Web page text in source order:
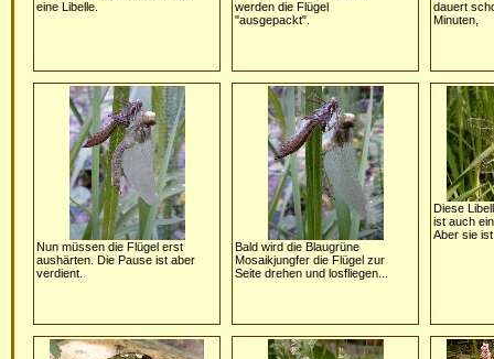
eine Libelle.
werden die Flügel
"ausgepackt".
dauert
Minuten,
Nun müssen die Flügel erst
aushärten. Die Pause ist aber
verdient.
Bald wird die Blaugrüne
Mosaikjungfer die Flügel zur
Seite drehen und losfliegen...
Diese
ist auch
Aber sie